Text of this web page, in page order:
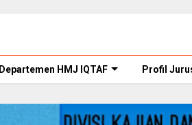
Departemen HMJ IQTAF Profil